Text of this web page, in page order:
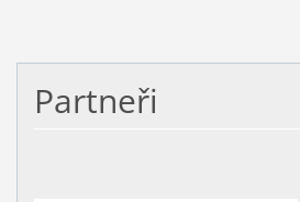
Partneři